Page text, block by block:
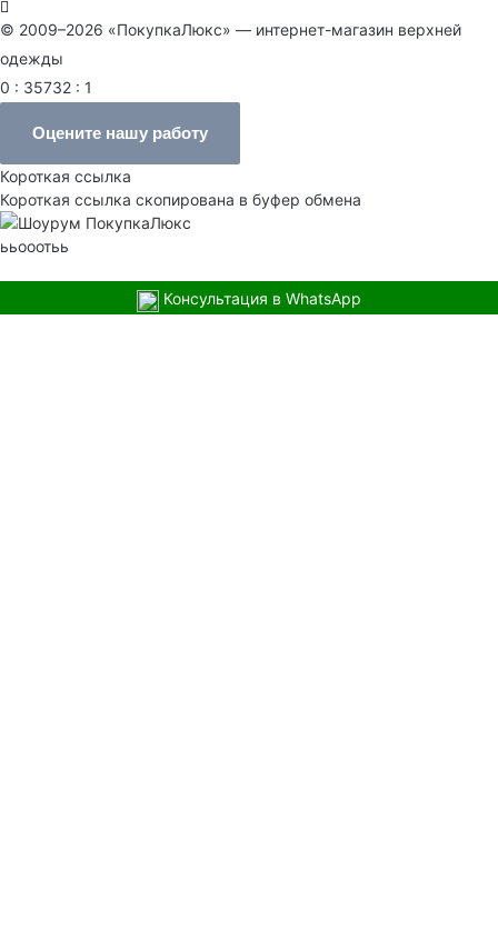
© 2009–2026 «ПокупкаЛюкс» — интернет-магазин верхней
одежды
0 : 35732 : 1
Оцените нашу работу
Короткая ссылка
Короткая ссылка скопирована в буфер обмена
ььооотьь
Консультация в WhatsApp